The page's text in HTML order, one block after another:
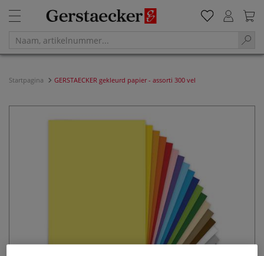
Startpagina GERSTAECKER gekleurd papier - assorti 300 vel